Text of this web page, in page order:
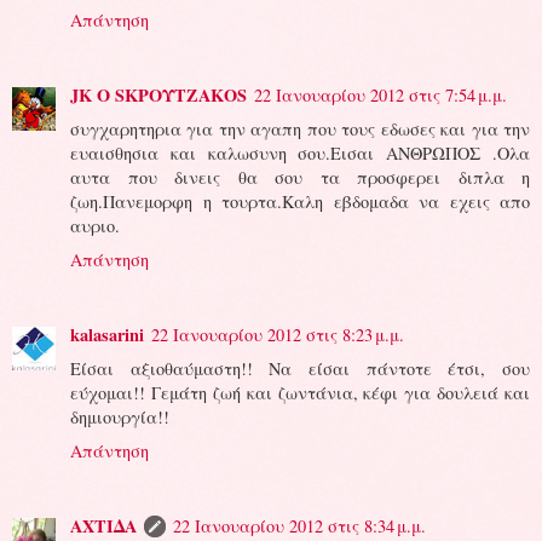
Απάντηση
JK O SΚΡΟΥΤΖΑΚΟS 22 Ιανουαρίου 2012 στις 7:54 μ.μ.
συγχαρητηρια για την αγαπη που τους εδωσες και για την
ευαισθησια και καλωσυνη σου.Εισαι ΑΝΘΡΩΠΟΣ .Ολα
αυτα που δινεις θα σου τα προσφερει διπλα η
ζωη.Πανεμορφη η τουρτα.Καλη εβδομαδα να εχεις απο
αυριο.
Απάντηση
kalasarini 22 Ιανουαρίου 2012 στις 8:23 μ.μ.
Είσαι αξιοθαύμαστη!! Να είσαι πάντοτε έτσι, σου
εύχομαι!! Γεμάτη ζωή και ζωντάνια, κέφι για δουλειά και
δημιουργία!!
Απάντηση
ΑΧΤΙΔΑ
22 Ιανουαρίου 2012 στις 8:34 μ.μ.